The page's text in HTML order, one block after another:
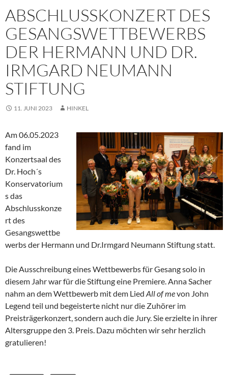
ABSCHLUSSKONZERT DES
GESANGSWETTBEWERBS
DER HERMANN UND DR.
IRMGARD NEUMANN
STIFTUNG
11. JUNI 2023 HINKEL
Am 06.05.2023
fand im
Konzertsaal des
Dr. Hoch´s
Konservatorium
s das
Abschlusskonze
rt des
Gesangswettbe
werbs der Hermann und Dr.Irmgard Neumann Stiftung statt.
Die Ausschreibung eines Wettbewerbs für Gesang solo in
diesem Jahr war für die Stiftung eine Premiere. Anna Sacher
nahm an dem Wettbewerb mit dem Lied All of mevon John
Legend teil und begeisterte nicht nur die Zuhörer im
Preisträgerkonzert, sondern auch die Jury. Sie erzielte in ihrer
Altersgruppe den 3. Preis. Dazu möchten wir sehr herzlich
gratulieren!